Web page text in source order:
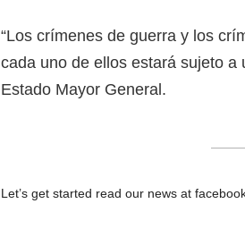
“Los crímenes de guerra y los
cada uno de ellos estará sujeto a
Estado Mayor General.
Let’s get started read our news at